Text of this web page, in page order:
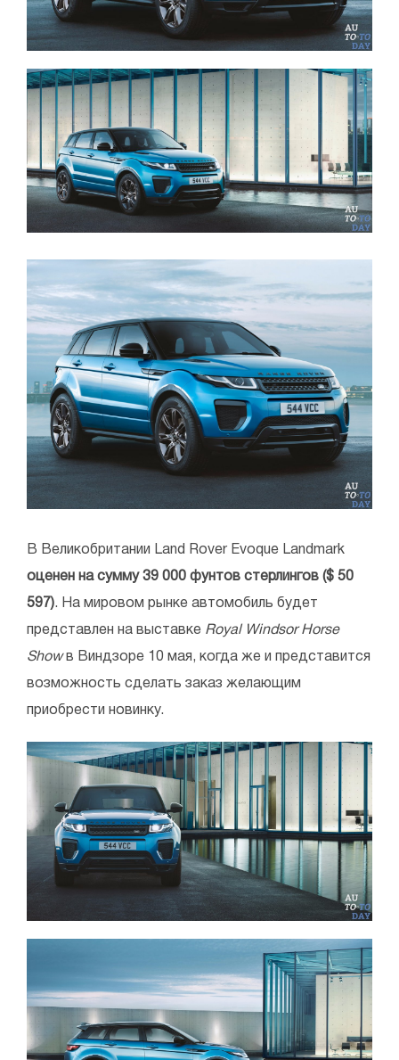
В Великобритании Land Rover Evoque Landmark
оценен на сумму 39 000 фунтов стерлингов ($ 50
597). На мировом рынке автомобиль будет
представлен на выставке Royal Windsor Horse
Showв Виндзоре 10 мая, когда же и представится
возможность сделать заказ желающим
приобрести новинку.